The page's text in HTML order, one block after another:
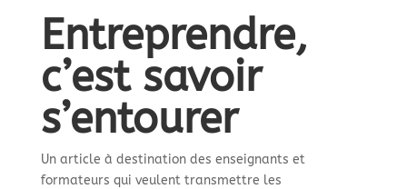
Entreprendre,
c’est savoir
s’entourer
Un article à destination des enseignants et
formateurs qui veulent transmettre les